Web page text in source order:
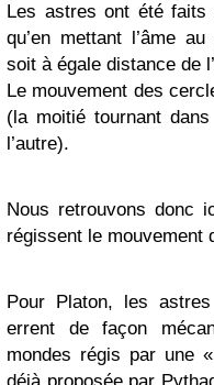
Les astres ont été faits
qu’en mettant l’âme
soit à égale distance de
Le mouvement des
(la moitié tournant
l’autre).
Nous retrouvons donc
régissent le
Pour Platon, les
errent de façon
mondes régis par une